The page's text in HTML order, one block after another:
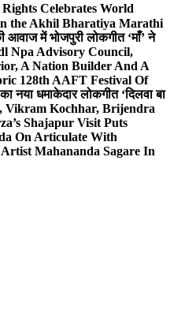
Celebrates World
the Akhil Bharatiya Marathi
आवाज में भोजपुरी लोकगीत ‘माँ’ ने
Npa Advisory Council,
A Nation Builder And A
128th AAFT Festival Of
नया धमाकेदार लोकगीत ‘दिलवा बा
Vikram Kochhar, Brijendra
Shajapur Visit Puts
On Articulate With
Mahananda Sagare In